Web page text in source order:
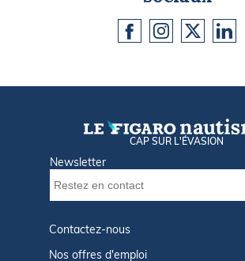
CAP SUR L'ÉVASION
Newsletter
Contactez-nous
Nos offres d'emploi